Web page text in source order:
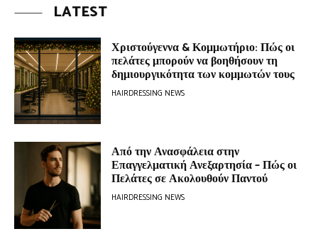
LATEST
Χριστούγεννα & Κομμωτήριο: Πώς οι
πελάτες μπορούν να βοηθήσουν τη
δημιουργικότητα των κομμωτών τους
HAIRDRESSING NEWS
Από την Ανασφάλεια στην
Επαγγελματική Ανεξαρτησία – Πώς οι
Πελάτες σε Ακολουθούν Παντού
HAIRDRESSING NEWS